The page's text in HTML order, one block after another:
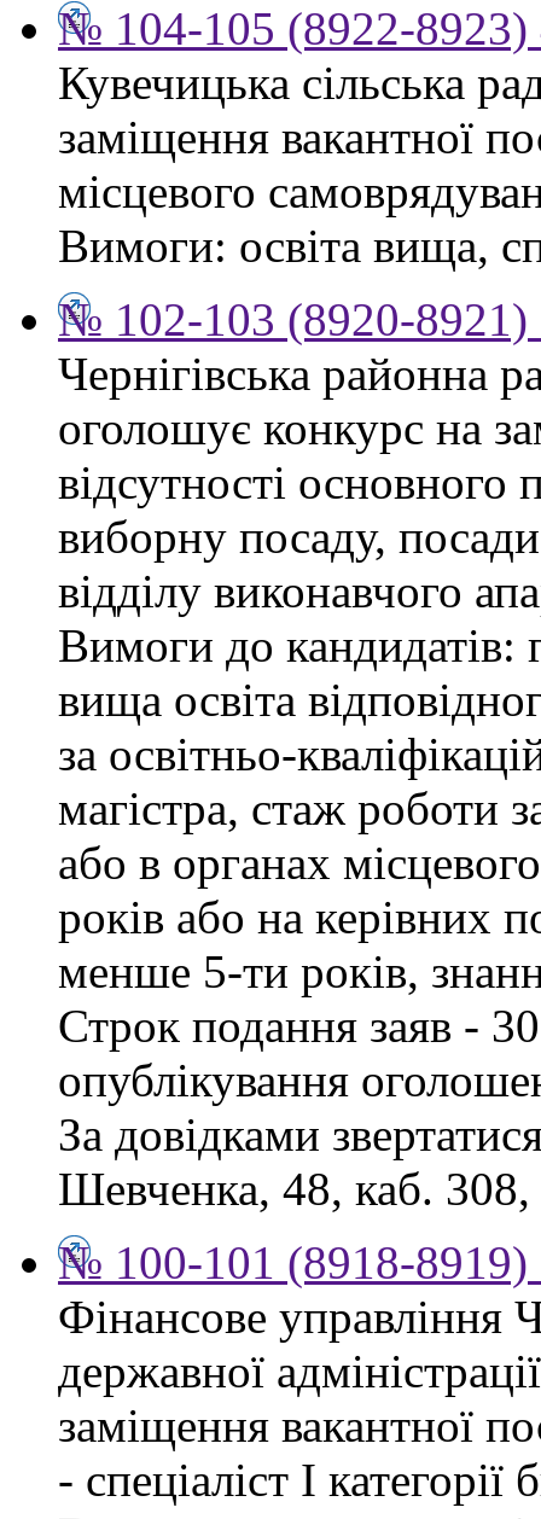
№ 104-105 (8922-8923)
Кувечицька сільська
заміщення вакантної
місцевого
Вимоги: освіта вища,
№ 102-103 (8920-8921)
Чернігівська районна
оголошує конкурс на
відсутності основного
виборну посаду,
відділу виконавчого
Вимоги до кандидатів:
вища освіта
за освітньо-
магістра, стаж роботи
або в органах
років або на керівних
менше 5-ти років,
Строк подання заяв -
опублікування
За довідками
Шевченка, 48, каб.
№ 100-101 (8918-8919)
Фінансове управління
державної
заміщення вакантної
- спеціаліст І